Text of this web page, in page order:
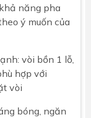
khả năng pha
ý muốn của
vòi bồn 1 lỗ,
hợp với
vòi
bóng, ngăn